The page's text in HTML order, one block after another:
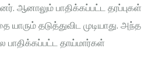
ஆனாலும் பாதிக்கப்பட்ட தரப்புகள்
தடுத்துவிட முடியாது. அந்த
தாய்மார்கள்